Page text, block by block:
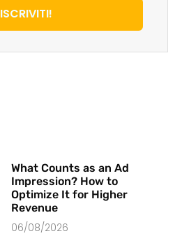
ISCRIVITI!
What Counts as an Ad
Impression? How to
Optimize It for Higher
Revenue
06/08/2026